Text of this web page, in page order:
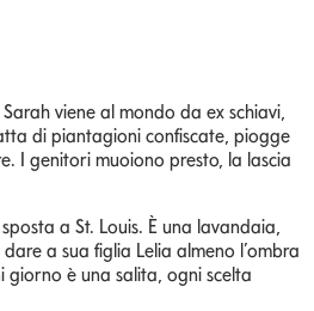
viene al mondo da ex schiavi,
di piantagioni confiscate, piogge
I genitori muoiono presto, la lascia
sposta a St. Louis. È una lavandaia,
a sua figlia Lelia almeno l’ombra
giorno è una salita, ogni scelta